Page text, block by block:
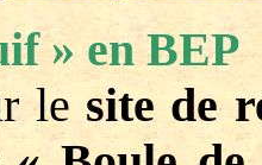
» en BEP
le site de